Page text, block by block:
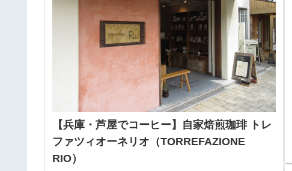
【兵庫・芦屋でコーヒー】自家焙煎珈琲 トレ
ファツィオーネリオ（TORREFAZIONE
RIO）